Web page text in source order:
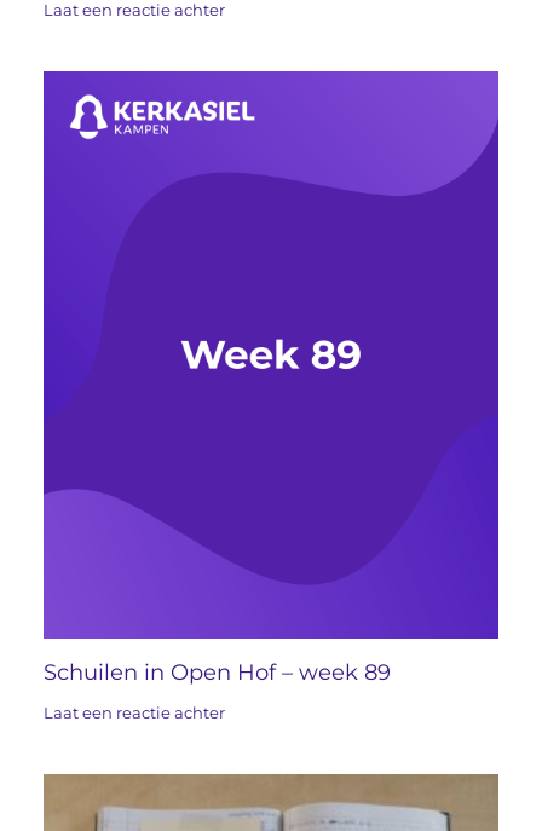
Laat een reactie achter
Schuilen in Open Hof – week 89
Laat een reactie achter